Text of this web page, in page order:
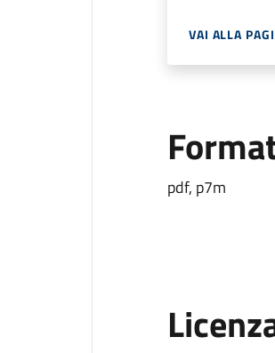
VAI ALLA
pdf, p7m